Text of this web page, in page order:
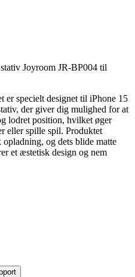
Joyroom JR-BP004 til
er specielt designet til iPhone 15
der giver dig mulighed for at
lodret position, hvilket øger
eller spille spil. Produktet
og dets blide matte
et æstetisk design og nem